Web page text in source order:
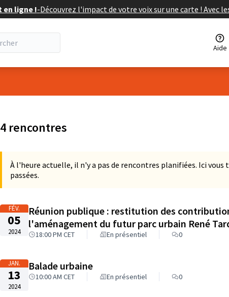
ligne !-Découvrez l'impact de votre voix sur une carte ! Avec
Aide
4 rencontres
À l'heure actuelle, il n'y a pas de rencontres planifiées. Ici
passées.
FÉV.
05
2024
Réunion publique : restitution des
l'aménagement du futur parc urbain René
18:00 PM CET En présentiel 0
JAN.
13
2024
Balade urbaine
10:00 AM CET En présentiel 0